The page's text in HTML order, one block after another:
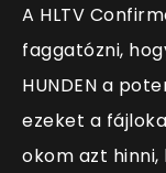
A HLTV
faggatózni,
HUNDEN a
ezeket a
okom azt